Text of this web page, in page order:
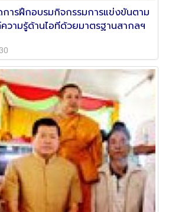
ารฝึกอบรมกิจกรรมการแข่งขันตาม
ามรู้ด้านไอทีด้วยมาตรฐานสากลฯ